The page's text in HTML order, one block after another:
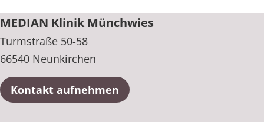
MEDIAN Klinik Münchwies
Turmstraße 50-58
66540 Neunkirchen
Kontakt aufnehmen